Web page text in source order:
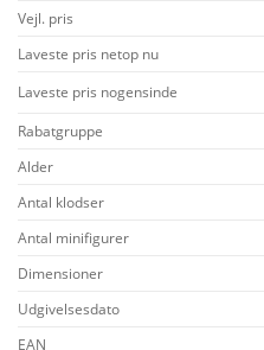
Vejl. pris
Laveste pris netop nu
Laveste pris nogensinde
Rabatgruppe
Alder
Antal klodser
Antal minifigurer
Dimensioner
Udgivelsesdato
EAN